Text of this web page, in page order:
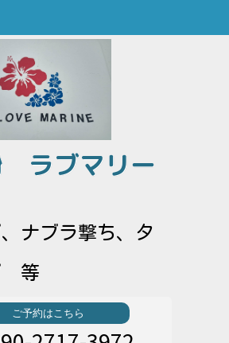
ラブマリー
ナブラ撃ち、タ
等
ご予約はこちら